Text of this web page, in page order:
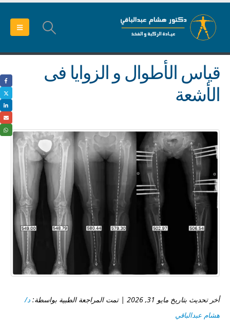
قياس الأطوال و الزوايا فى
الأشعة
أخر تحديث بتاريخ مايو 31, 2026 | تمت المراجعة الطبية بواسطة:
د/
هشام عبدالباقي